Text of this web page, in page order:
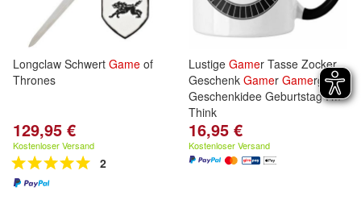
Longclaw Schwert Game of
Thrones
129,95 €
Kostenloser Versand
2
Lustige Gamer Tasse Zocker
Geschenk Gamer Gamergirl
Geschenkidee Geburtstag I'm
Think
16,95 €
Kostenloser Versand